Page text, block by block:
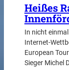
Heißes
In nicht
Internet-
European
Sieger Michel